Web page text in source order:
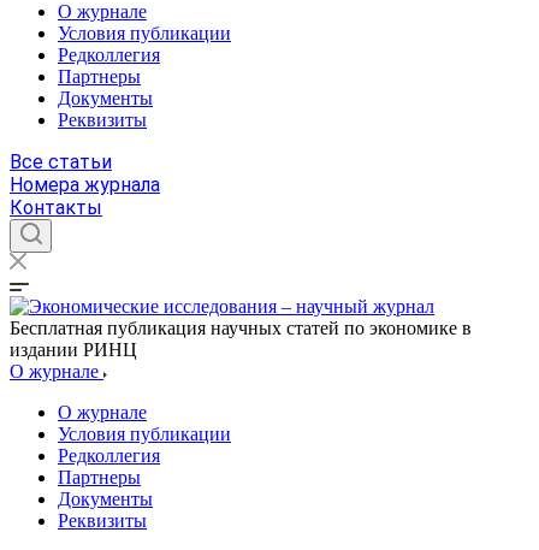
О журнале
Условия публикации
Редколлегия
Партнеры
Документы
Реквизиты
Все статьи
Номера журнала
Контакты
Бесплатная публикация научных статей по экономике в
издании РИНЦ
О журнале
О журнале
Условия публикации
Редколлегия
Партнеры
Документы
Реквизиты